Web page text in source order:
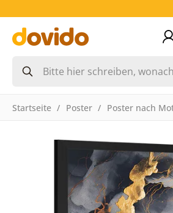
Startseite Poster Poster nach